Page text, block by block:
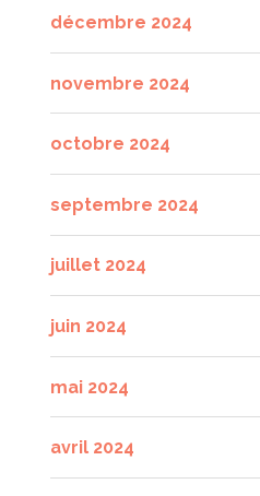
décembre 2024
novembre 2024
octobre 2024
septembre 2024
juillet 2024
juin 2024
mai 2024
avril 2024